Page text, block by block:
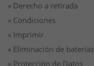
» Derecho a retirada
» Condiciones
» Imprimir
» Eliminación de baterías
» Protección de Datos